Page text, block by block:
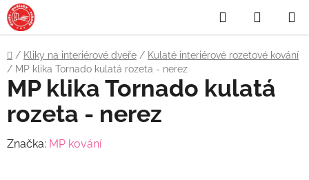
Přejít
na
obsah
Hledat
KOŠÍK
Domů
/ Kliky na interiérové dveře / Kulaté interiérové rozetové kování
/ MP klika Tornado kulatá rozeta - nerez
MP klika Tornado kulatá
rozeta - nerez
Značka: MP kování